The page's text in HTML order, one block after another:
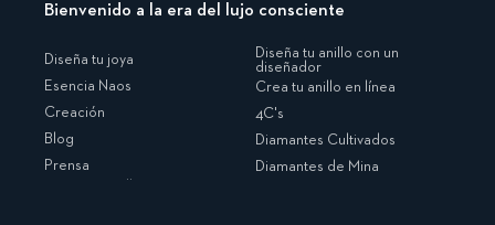
Bienvenido a la era del lujo consciente
Diseña tu joya
Esencia Naos
Creación
Blog
Prensa
Diseña tu anillo con un
diseñador
Crea tu anillo en línea
4C's
Diamantes Cultivados
Diamantes de Mina